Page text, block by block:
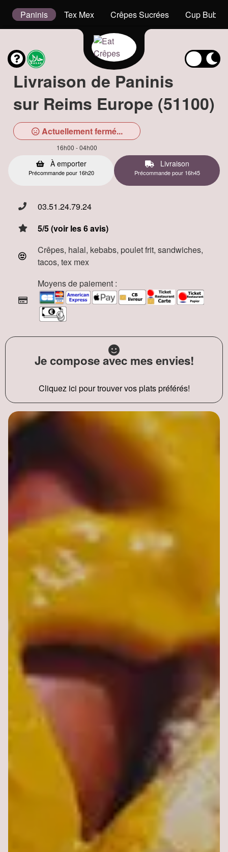
Paninis Tex Mex Crêpes Sucrées Cup
Livraison de Paninis
sur Reims Europe (51100)
Actuellement fermé...
16h00 - 04h00
À emporter
Précommande pour 16h20
Livraison
Précommande pour 16h45
03.51.24.79.24
5/5 (voir les 6 avis)
Crêpes, halal, kebabs, poulet frit, sandwiches,
tacos, tex mex
Moyens de paiement :
Je compose avec mes envies!
Cliquez ici pour trouver vos plats préférés!